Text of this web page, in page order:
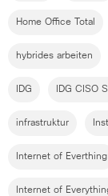
Home Office Total
hybrides arbeiten
IDG IDG CISO
infrastruktur
Internet of Everthing
Internet of